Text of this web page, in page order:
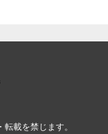
載を禁じます。